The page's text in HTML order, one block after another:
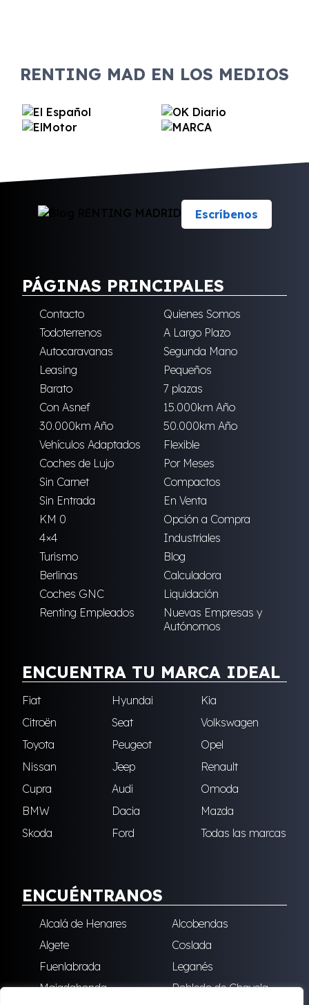
RENTING MAD EN LOS MEDIOS
Escríbenos
PÁGINAS PRINCIPALES
Contacto
Quienes Somos
Todoterrenos
A Largo Plazo
Autocaravanas
Segunda Mano
Leasing
Pequeños
Barato
7 plazas
Con Asnef
15.000km Año
30.000km Año
50.000km Año
Vehículos Adaptados
Flexible
Coches de Lujo
Por Meses
Sin Carnet
Compactos
Sin Entrada
En Venta
KM 0
Opción a Compra
4×4
Industriales
Turismo
Blog
Berlinas
Calculadora
Coches GNC
Liquidación
Renting Empleados
Nuevas Empresas y
Autónomos
ENCUENTRA TU MARCA IDEAL
Fiat Hyundai
Kia
Citroën
Seat
Volkswagen
Toyota
Peugeot
Opel
Nissan
Jeep
Renault
Cupra
Audi
Omoda
BMW
Dacia
Mazda
Skoda
Ford Todas las marcas
ENCUÉNTRANOS
Alcalá de Henares
Alcobendas
Algete
Coslada
Fuenlabrada
Leganés
Majadahonda
Robledo de Chavela